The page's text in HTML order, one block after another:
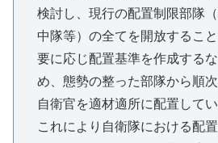
検討し、現行の配置制限部隊
中隊等）の全てを開放するこ
要に応じ配置基準を作成する
め、態勢の整った部隊から順
自衛官を適材適所に配置してい
これにより自衛隊における配